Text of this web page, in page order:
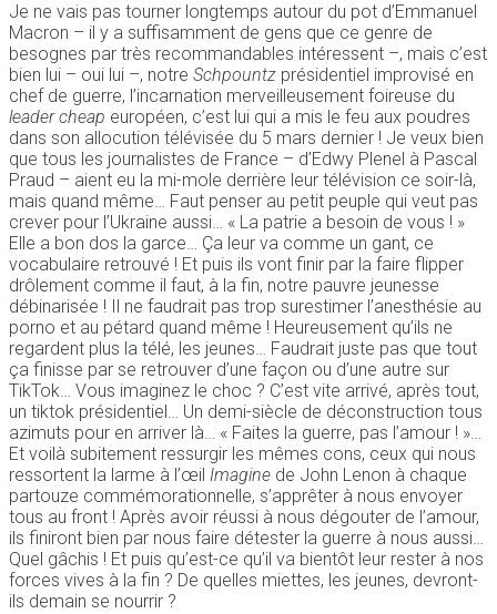
Je ne vais pas tourner longtemps autour du pot d’Emmanuel
Macron – il y a suffisamment de gens que ce genre de
besognes par très recommandables intéressent –, mais c’est
bien lui – oui lui –, notre Schpountz présidentiel improvisé en
chef de guerre, l’incarnation merveilleusement foireuse du
leader cheap européen, c’est lui qui a mis le feu aux poudres
dans son allocution télévisée du 5 mars dernier ! Je veux bien
que tous les journalistes de France – d’Edwy Plenel à Pascal
Praud – aient eu la mi-mole derrière leur télévision ce soir-là,
mais quand même… Faut penser au petit peuple qui veut pas
crever pour l’Ukraine aussi… « La patrie a besoin de vous ! »
Elle a bon dos la garce… Ça leur va comme un gant, ce
vocabulaire retrouvé ! Et puis ils vont finir par la faire flipper
drôlement comme il faut, à la fin, notre pauvre jeunesse
débinarisée ! Il ne faudrait pas trop surestimer l’anesthésie au
porno et au pétard quand même ! Heureusement qu’ils ne
regardent plus la télé, les jeunes… Faudrait juste pas que tout
ça finisse par se retrouver d’une façon ou d’une autre sur
TikTok… Vous imaginez le choc ? C’est vite arrivé, après tout,
un tiktok présidentiel… Un demi-siècle de déconstruction tous
azimuts pour en arriver là… « Faites la guerre, pas l’amour ! »…
Et voilà subitement ressurgir les mêmes cons, ceux qui nous
ressortent la larme à l’œil Imagine de John Lenon à chaque
partouze commémorationnelle, s’apprêter à nous envoyer
tous au front ! Après avoir réussi à nous dégouter de l’amour,
ils finiront bien par nous faire détester la guerre à nous aussi…
Quel gâchis ! Et puis qu’est-ce qu’il va bientôt leur rester à nos
forces vives à la fin ? De quelles miettes, les jeunes, devront-
ils demain se nourrir ?